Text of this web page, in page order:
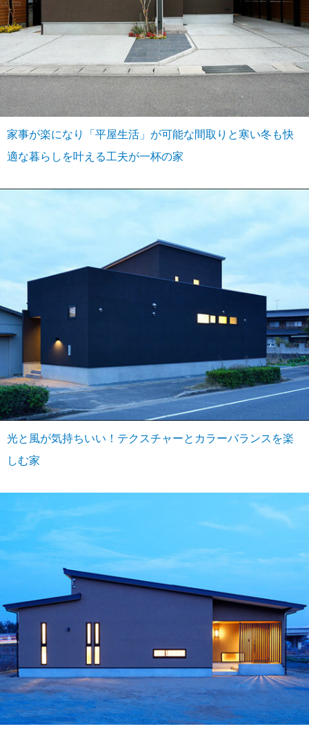
家事が楽になり「平屋生活」が可能な間取りと寒い冬も快
適な暮らしを叶える工夫が一杯の家
光と風が気持ちいい！テクスチャーとカラーバランスを楽
しむ家